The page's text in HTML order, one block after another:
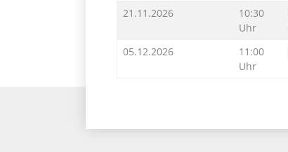
21.11.2026
10:30
Uhr
05.12.2026
11:00
Uhr